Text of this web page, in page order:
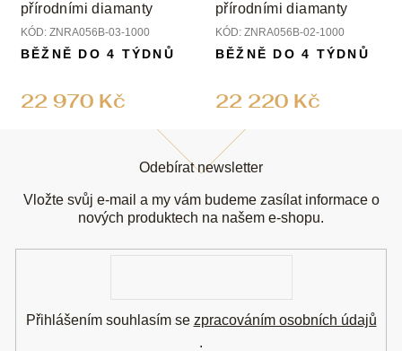
přírodními diamanty
KÓD: ZNRA056B-03-1000
22 970 Kč
BĚŽNĚ DO 4 TÝDNŮ
přírodními diamanty
KÓD: ZNRA056B-02-1000
22 220 Kč
BĚŽNĚ DO 4 TÝDNŮ
Odebírat newsletter
Vložte svůj e-mail a my vám budeme zasílat informace o
nových produktech na našem e-shopu.
Přihlášením souhlasím se zpracováním osobních údajů
.